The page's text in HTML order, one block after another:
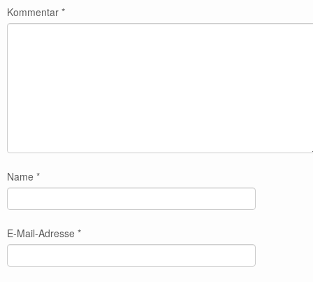
Kommentar *
Name *
E-Mail-Adresse *